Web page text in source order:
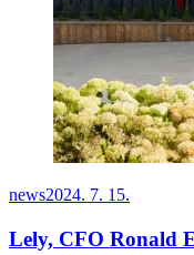
news2024. 7. 15.
Lely, CFO Ronald